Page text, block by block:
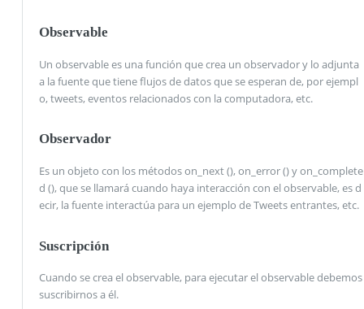
Observable
Un observable es una función que crea un observador y lo adjunta
a la fuente que tiene flujos de datos que se esperan de, por ejempl
o, tweets, eventos relacionados con la computadora, etc.
Observador
Es un objeto con los métodos on_next (), on_error () y on_complete
d (), que se llamará cuando haya interacción con el observable, es d
ecir, la fuente interactúa para un ejemplo de Tweets entrantes, etc.
Suscripción
Cuando se crea el observable, para ejecutar el observable debemos
suscribirnos a él.